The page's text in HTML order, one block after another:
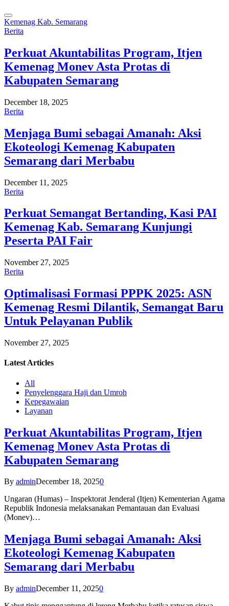
Kemenag Kab. Semarang
Berita
Perkuat Akuntabilitas Program, Itjen
Kemenag Monev Asta Protas di
Kabupaten Semarang
December 18, 2025
Berita
Menjaga Bumi sebagai Amanah: Aksi
Ekoteologi Kemenag Kabupaten
Semarang dari Merbabu
December 11, 2025
Berita
Perkuat Semangat Bertanding, Kasi PAI
Kemenag Kab. Semarang Kunjungi
Peserta PAI Fair
November 27, 2025
Berita
Optimalisasi Formasi PPPK 2025: ASN
Kemenag Resmi Dilantik, Semangat Baru
Untuk Pelayanan Publik
November 27, 2025
Latest Articles
All
Penyelenggara Haji dan Umroh
Kepegawaian
Layanan
Perkuat Akuntabilitas Program, Itjen
Kemenag Monev Asta Protas di
Kabupaten Semarang
By adminDecember 18, 20250
Ungaran (Humas) – Inspektorat Jenderal (Itjen) Kementerian Agama
Republik Indonesia melaksanakan Pemantauan dan Evaluasi
(Monev)…
Menjaga Bumi sebagai Amanah: Aksi
Ekoteologi Kemenag Kabupaten
Semarang dari Merbabu
By adminDecember 11, 20250